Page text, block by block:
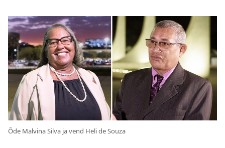
Õde Malvina Silva ja vend Heli de Souza